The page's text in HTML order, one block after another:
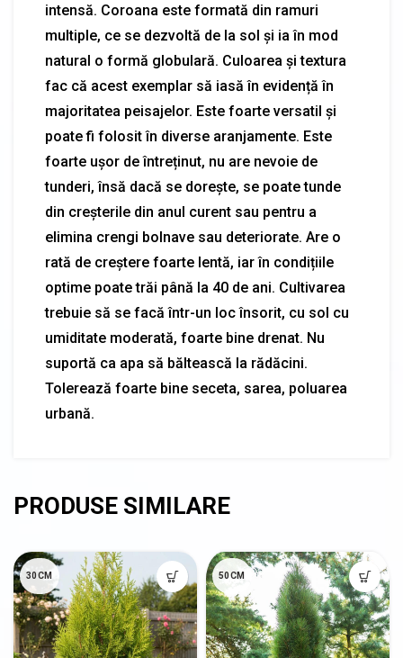
intensă. Coroana este formată din ramuri
multiple, ce se dezvoltă de la sol și ia în mod
natural o formă globulară. Culoarea și textura
fac că acest exemplar să iasă în evidență în
majoritatea peisajelor. Este foarte versatil și
poate fi folosit în diverse aranjamente. Este
foarte ușor de întreținut, nu are nevoie de
tunderi, însă dacă se dorește, se poate tunde
din creșterile din anul curent sau pentru a
elimina crengi bolnave sau deteriorate. Are o
rată de creștere foarte lentă, iar în condițiile
optime poate trăi până la 40 de ani. Cultivarea
trebuie să se facă într-un loc însorit, cu sol cu
umiditate moderată, foarte bine drenat. Nu
suportă ca apa să băltească la rădăcini.
Tolerează foarte bine seceta, sarea, poluarea
urbană.
30CM 50CM